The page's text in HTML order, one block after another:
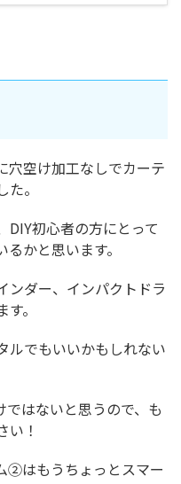
穴空け加工なしでカーテ
。
DIY初心者の方にとって
かと思います。
ンダー、インパクトドラ
。
ルでもいいかもしれない
はないと思うので、も
い！
②はもうちょっとスマー